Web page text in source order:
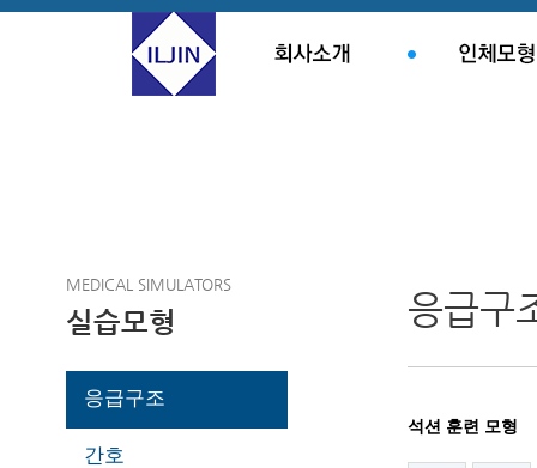
MEDICAL SIMULATORS
실습모형
응급구조
간호
응급구
석션 훈련 모형